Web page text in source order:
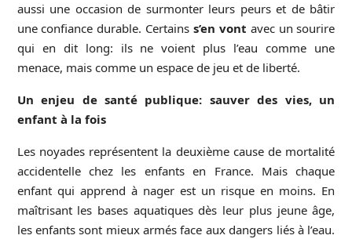
aussi une occasion de surmonter leurs peurs et de bâtir
une confiance durable. Certains s’en vont avec un sourire
qui en dit long: ils ne voient plus l’eau comme une
menace, mais comme un espace de jeu et de liberté.
Un enjeu de santé publique: sauver des vies, un
enfant à la fois
Les noyades représentent la deuxième cause de mortalité
accidentelle chez les enfants en France. Mais chaque
enfant qui apprend à nager est un risque en moins. En
maîtrisant les bases aquatiques dès leur plus jeune âge,
les enfants sont mieux armés face aux dangers liés à l’eau.